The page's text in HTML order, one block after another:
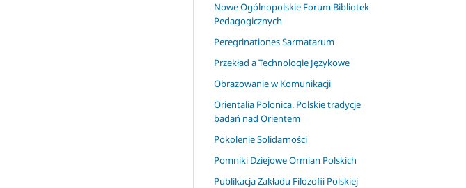
Nowe Ogólnopolskie Forum Bibliotek
Pedagogicznych
Peregrinationes Sarmatarum
Przekład a Technologie Językowe
Obrazowanie w Komunikacji
Orientalia Polonica. Polskie tradycje
badań nad Orientem
Pokolenie Solidarności
Pomniki Dziejowe Ormian Polskich
Publikacja Zakładu Filozofii Polskiej